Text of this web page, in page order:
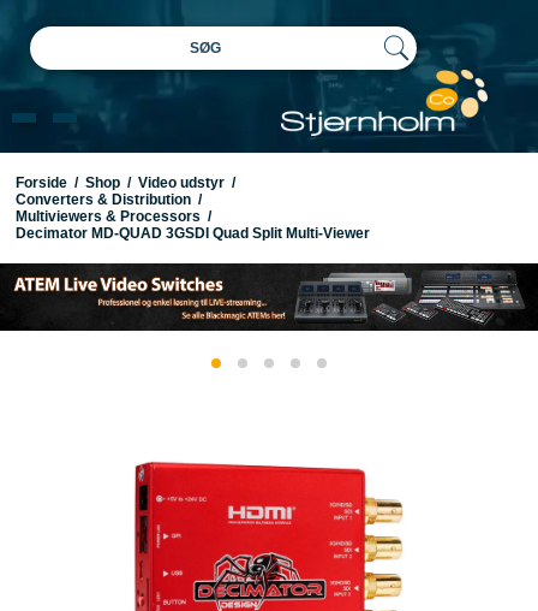
SØG
Forside / Shop / Video udstyr /
Converters & Distribution /
Multiviewers & Processors /
Decimator MD-QUAD 3GSDI Quad Split Multi-Viewer